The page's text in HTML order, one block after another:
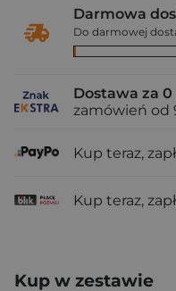
Darmowa
Do darmowej
Dostawa za 0
zamówień od
Kup teraz,
Kup teraz,
Kup w zestawie